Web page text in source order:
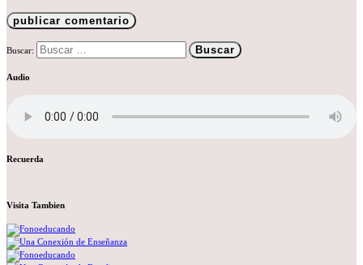
Buscar:
Audio
Recuerda
Visita Tambien